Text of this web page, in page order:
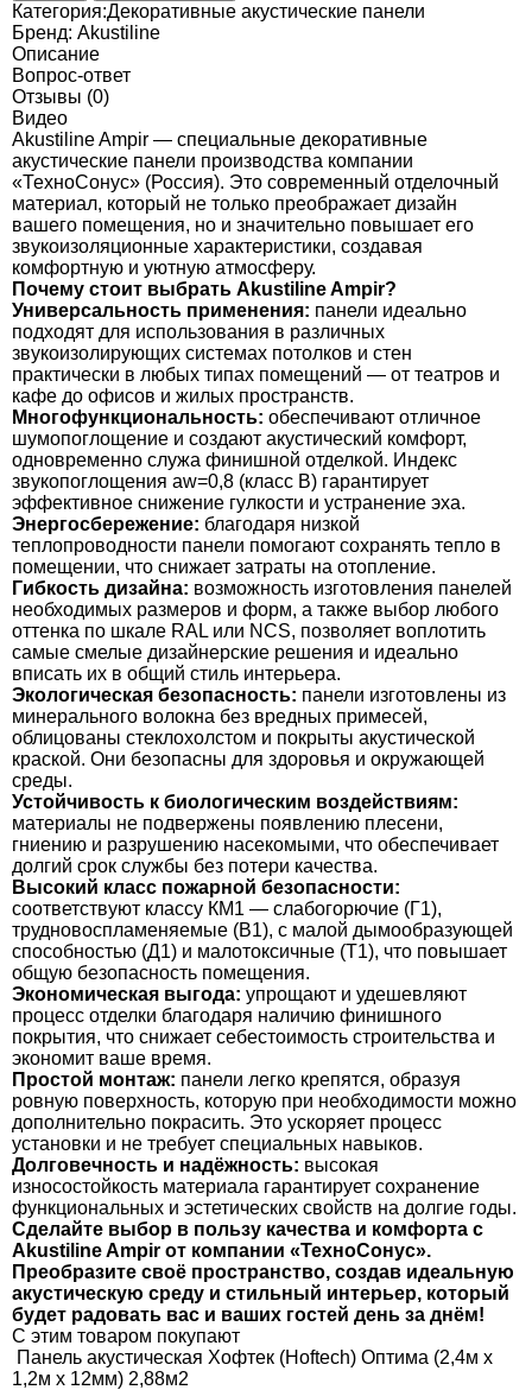
Категория:Декоративные акустические панели
Бренд: Akustiline
Описание
Вопрос-ответ
Отзывы (0)
Видео
Akustiline Ampir — специальные декоративные
акустические панели производства компании
«ТехноСонус» (Россия). Это современный отделочный
материал, который не только преображает дизайн
вашего помещения, но и значительно повышает его
звукоизоляционные характеристики, создавая
комфортную и уютную атмосферу.
Почему стоит выбрать Akustiline Ampir?
Универсальность применения: панели идеально
подходят для использования в различных
звукоизолирующих системах потолков и стен
практически в любых типах помещений — от театров и
кафе до офисов и жилых пространств.
Многофункциональность: обеспечивают отличное
шумопоглощение и создают акустический комфорт,
одновременно служа финишной отделкой. Индекс
звукопоглощения aw=0,8 (класс В) гарантирует
эффективное снижение гулкости и устранение эха.
Энергосбережение: благодаря низкой
теплопроводности панели помогают сохранять тепло в
помещении, что снижает затраты на отопление.
Гибкость дизайна: возможность изготовления панелей
необходимых размеров и форм, а также выбор любого
оттенка по шкале RAL или NCS, позволяет воплотить
самые смелые дизайнерские решения и идеально
вписать их в общий стиль интерьера.
Экологическая безопасность: панели изготовлены из
минерального волокна без вредных примесей,
облицованы стеклохолстом и покрыты акустической
краской. Они безопасны для здоровья и окружающей
среды.
Устойчивость к биологическим воздействиям:
материалы не подвержены появлению плесени,
гниению и разрушению насекомыми, что обеспечивает
долгий срок службы без потери качества.
Высокий класс пожарной безопасности:
соответствуют классу КМ1 — слабогорючие (Г1),
трудновоспламеняемые (В1), с малой дымообразующей
способностью (Д1) и малотоксичные (Т1), что повышает
общую безопасность помещения.
Экономическая выгода: упрощают и удешевляют
процесс отделки благодаря наличию финишного
покрытия, что снижает себестоимость строительства и
экономит ваше время.
Простой монтаж: панели легко крепятся, образуя
ровную поверхность, которую при необходимости можно
дополнительно покрасить. Это ускоряет процесс
установки и не требует специальных навыков.
Долговечность и надёжность: высокая
износостойкость материала гарантирует сохранение
функциональных и эстетических свойств на долгие годы.
Сделайте выбор в пользу качества и комфорта с
Akustiline Ampir от компании «ТехноСонус».
Преобразите своё пространство, создав идеальную
акустическую среду и стильный интерьер, который
будет радовать вас и ваших гостей день за днём!
C этим товаром покупают
Панель акустическая Хофтек (Hoftech) Оптима (2,4м х
1,2м х 12мм) 2,88м2